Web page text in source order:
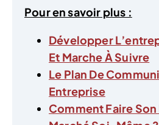
Pour en savoir plus :
Développer
Et Marche À Suivre
Le Plan De
Entreprise
Comment Faire Son